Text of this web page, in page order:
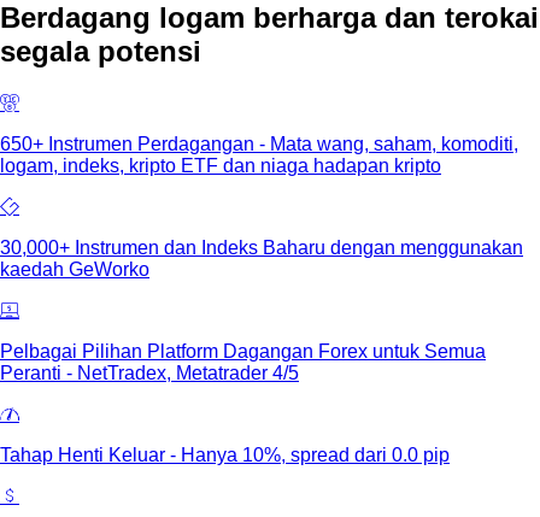
Berdagang logam berharga dan terokai
segala potensi
650+ Instrumen Perdagangan - Mata wang, saham, komoditi,
logam, indeks, kripto ETF dan niaga hadapan kripto
30,000+ Instrumen dan Indeks Baharu dengan menggunakan
kaedah GeWorko
Pelbagai Pilihan Platform Dagangan Forex untuk Semua
Peranti - NetTradex, Metatrader 4/5
Tahap Henti Keluar - Hanya 10%, spread dari 0.0 pip